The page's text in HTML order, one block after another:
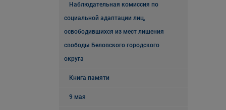
Наблюдательная комиссия по
социальной адаптации лиц,
освободившихся из мест лишения
свободы Беловского городского
округа
Книга памяти
9 мая